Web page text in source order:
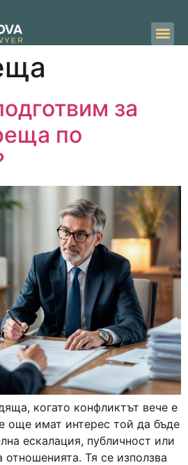
за
по
когато конфликтът вече е
още имат интерес той да бъде
ескалация, публичност или
Тя се използва